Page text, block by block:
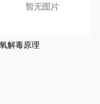
解毒原理